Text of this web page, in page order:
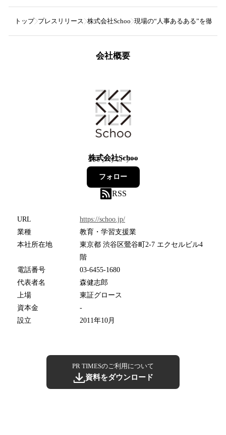
トップ プレスリリース 株式会社Schoo 現場の“人事あるある”を徹底
会社概要
株式会社Schoo
200フォロワー
フォロー
RSS
URL
https://schoo.jp/
業種
教育・学習支援業
本社所在地
東京都 渋谷区鶯谷町2-7 エクセルビル4
階
電話番号
03-6455-1680
代表者名
森健志郎
上場
東証グロース
資本金
-
設立
2011年10月
PR TIMESのご利用について
資料をダウンロード